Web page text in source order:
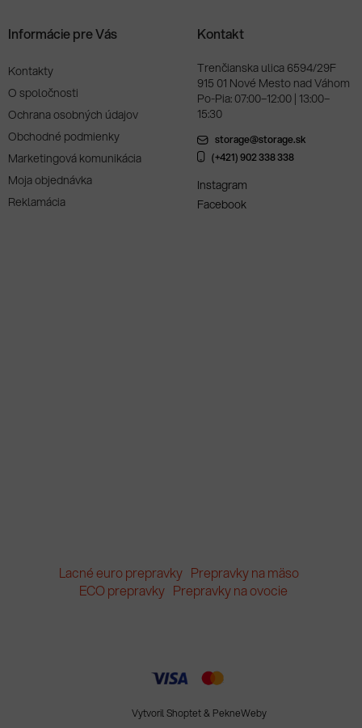
Informácie pre Vás
Kontakty
O spoločnosti
Ochrana osobných údajov
Obchodné podmienky
Marketingová komunikácia
Moja objednávka
Reklamácia
Kontakt
Trenčianska ulica 6594/29F
915 01 Nové Mesto nad Váhom
Po-Pia: 07:00–12:00 | 13:00–
15:30
storage@storage.sk
(+421) 902 338 338
Instagram
Facebook
Lacné euro prepravky Prepravky na mäso
ECO prepravky Prepravky na ovocie
Vytvoril Shoptet& PekneWeby